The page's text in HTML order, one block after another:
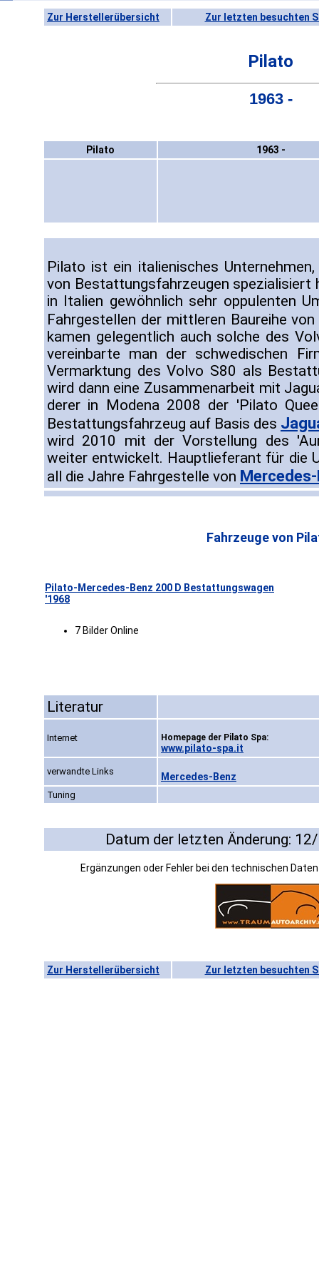
Zur Herstellerübersicht Zur letzten besuchten
Pilato
1963 -
Pilato 1963 -
Pilato ist ein italienisches
von Bestattungsfahrzeugen spezialisiert
in Italien gewöhnlich sehr oppulenten
Fahrgestellen der mittleren Baureihe
kamen gelegentlich auch solche des
vereinbarte man der schwedischen
Vermarktung des Volvo S80 als
wird dann eine Zusammenarbeit mit
derer in Modena 2008 der 'Pilato
Bestattungsfahrzeug auf Basis des
wird 2010 mit der Vorstellung des
weiter entwickelt. Hauptlieferant für die
all die Jahre Fahrgestelle von
Fahrzeuge von
Pilato-Mercedes-Benz 200 D Bestattungswagen
'1968
7 Bilder Online
Literatur
Internet Homepage der Pilato Spa:
www.pilato-spa.it
verwandte Links Mercedes-Benz
Tuning
Datum der letzten Änderung:
Ergänzungen oder Fehler bei den technischen
Zur Herstellerübersicht Zur letzten besuchten